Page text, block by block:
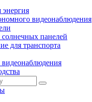
энергия
видеонаблюдения
панелей
для транспорта
видеонаблюдения